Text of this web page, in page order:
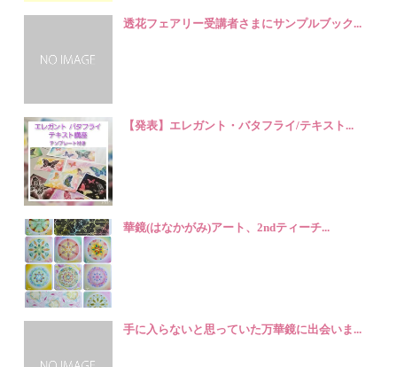
透花フェアリー受講者さまにサンプルブック...
【発表】エレガント・バタフライ/テキスト...
華鏡(はなかがみ)アート、2ndティーチ...
手に入らないと思っていた万華鏡に出会いま...